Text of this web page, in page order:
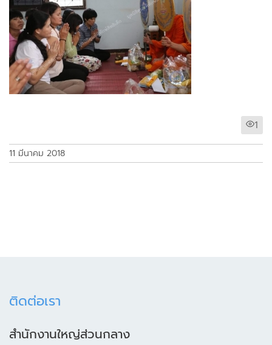
1
11 มีนาคม 2018
ติดต่อเรา
สำนักงานใหญ่ส่วนกลาง